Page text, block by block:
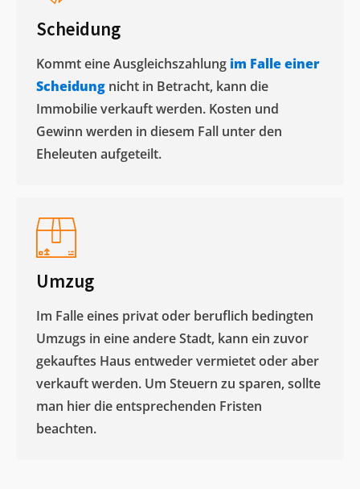
Scheidung
Kommt eine Ausgleichszahlung im Falle einer
Scheidung nicht in Betracht, kann die
Immobilie verkauft werden. Kosten und
Gewinn werden in diesem Fall unter den
Eheleuten aufgeteilt.​
Umzug
Im Falle eines privat oder beruflich bedingten
Umzugs in eine andere Stadt, kann ein zuvor
gekauftes Haus entweder vermietet oder aber
verkauft werden. Um Steuern zu sparen, sollte
man hier die entsprechenden Fristen
beachten.